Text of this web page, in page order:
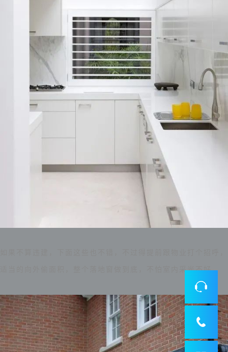
适当的向外偷面积，整个落地窗做到底，不怕室内采光不好。